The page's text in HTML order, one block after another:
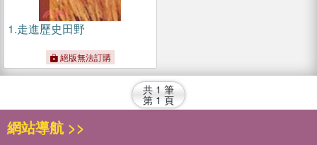
1.走進歷史田野
絕版無法訂購
共 1 筆
第 1 頁
網站導航 >>